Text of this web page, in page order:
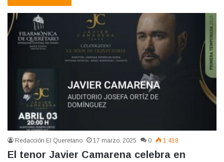
Redacción El Queretano 17 marzo, 2025 0 1.418
El tenor Javier Camarena celebra en